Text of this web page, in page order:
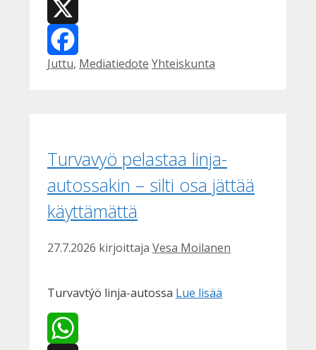
WhatsApp
X
Facebook
Kategoriat
Juttu, Mediatiedote Avainsanat
Yhteiskunta
Turvavyö pelastaa linja-
autossakin – silti osa jättää
käyttämättä
27.7.2026 kirjoittaja Vesa Moilanen
Turvavtýö linja-autossa Lue lisää